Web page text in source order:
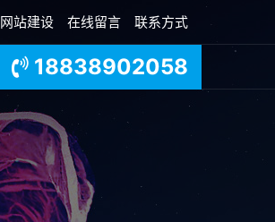
网站建设 在线留言 联系方式
18838902058